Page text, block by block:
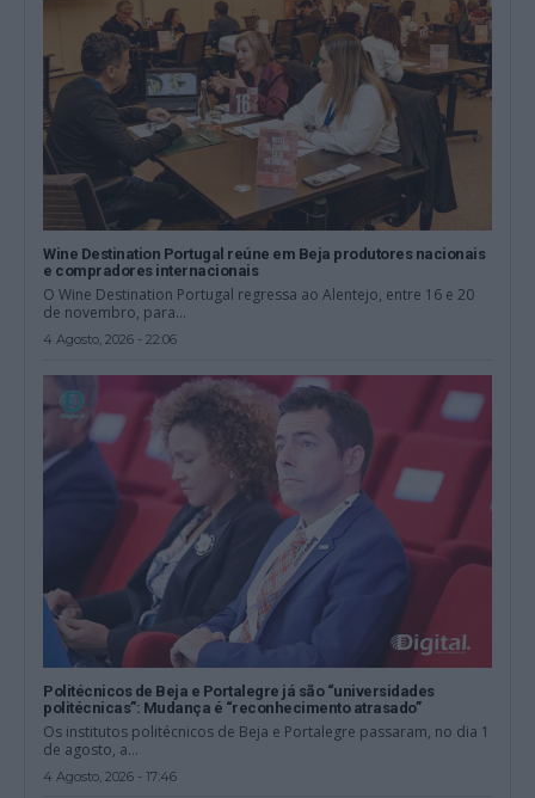
Wine Destination Portugal reúne em Beja produtores nacionais
e compradores internacionais
O Wine Destination Portugal regressa ao Alentejo, entre 16 e 20
de novembro, para...
4 Agosto, 2026 - 22:06
Politécnicos de Beja e Portalegre já são “universidades
politécnicas”: Mudança é “reconhecimento atrasado”
Os institutos politécnicos de Beja e Portalegre passaram, no dia 1
de agosto, a...
4 Agosto, 2026 - 17:46